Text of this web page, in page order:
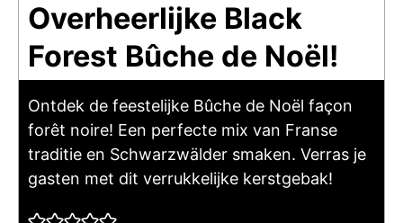
Overheerlijke Black
Forest Bûche de Noël!
Ontdek de feestelijke Bûche de Noël façon
forêt noire! Een perfecte mix van Franse
traditie en Schwarzwälder smaken. Verras je
gasten met dit verrukkelijke kerstgebak!